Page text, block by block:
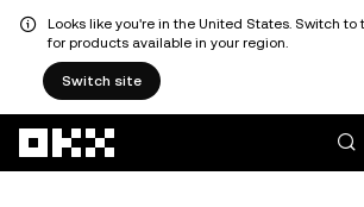
Looks like you're in the United States. Switch
for products available in your region.
Switch site